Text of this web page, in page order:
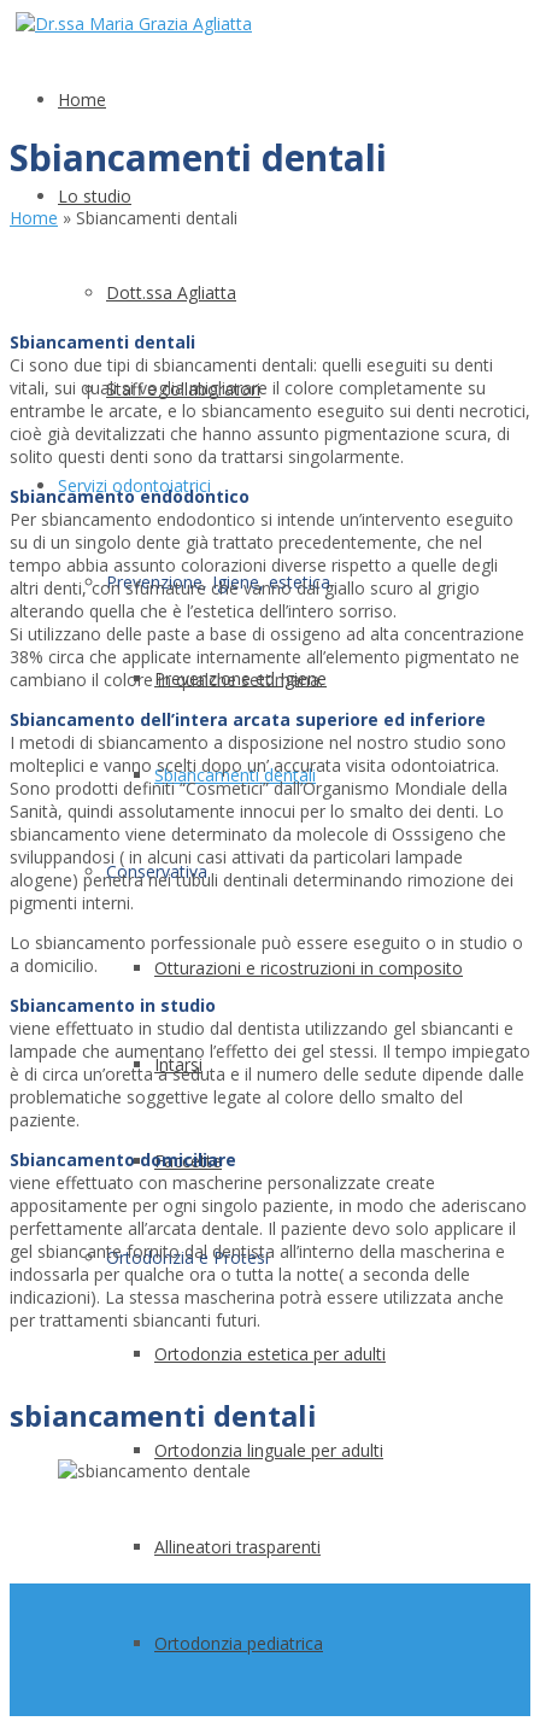
Home
Lo studio
Dott.ssa Agliatta
Staff e collaboratori
Servizi odontoiatrici
Prevenzione, Igiene, estetica
Prevenzione ed Igiene
Sbiancamenti dentali
Conservativa
Otturazioni e ricostruzioni in composito
Intarsi
Faccette
Ortodonzia e Protesi
Ortodonzia estetica per adulti
Ortodonzia linguale per adulti
Allineatori trasparenti
Ortodonzia pediatrica
Sbiancamenti dentali
Home » Sbiancamenti dentali
Sbiancamenti dentali
Ci sono due tipi di sbiancamenti dentali: quelli eseguiti su denti
vitali, sui quali si voglia migliorare il colore completamente su
entrambe le arcate, e lo sbiancamento eseguito sui denti necrotici,
cioè già devitalizzati che hanno assunto pigmentazione scura, di
solito questi denti sono da trattarsi singolarmente.
Sbiancamento endodontico
Per sbiancamento endodontico si intende un’intervento eseguito
su di un singolo dente già trattato precedentemente, che nel
tempo abbia assunto colorazioni diverse rispetto a quelle degli
altri denti, con sfumature che vanno dal giallo scuro al grigio
alterando quella che è l’estetica dell’intero sorriso.
Si utilizzano delle paste a base di ossigeno ad alta concentrazione
38% circa che applicate internamente all’elemento pigmentato ne
cambiano il colore in qualche settimana.
Sbiancamento dell’intera arcata superiore ed inferiore
I metodi di sbiancamento a disposizione nel nostro studio sono
molteplici e vanno scelti dopo un’ accurata visita odontoiatrica.
Sono prodotti definiti “Cosmetici” dall’Organismo Mondiale della
Sanità, quindi assolutamente innocui per lo smalto dei denti. Lo
sbiancamento viene determinato da molecole di Osssigeno che
sviluppandosi ( in alcuni casi attivati da particolari lampade
alogene) penetra nei tubuli dentinali determinando rimozione dei
pigmenti interni.
Lo sbiancamento porfessionale può essere eseguito o in studio o
a domicilio.
Sbiancamento in studio
viene effettuato in studio dal dentista utilizzando gel sbiancanti e
lampade che aumentano l’effetto dei gel stessi. Il tempo impiegato
è di circa un’oretta a seduta e il numero delle sedute dipende dalle
problematiche soggettive legate al colore dello smalto del
paziente.
Sbiancamento domiciliare
viene effettuato con mascherine personalizzate create
appositamente per ogni singolo paziente, in modo che aderiscano
perfettamente all’arcata dentale. Il paziente devo solo applicare il
gel sbiancante fornito dal dentista all’interno della mascherina e
indossarla per qualche ora o tutta la notte( a seconda delle
indicazioni). La stessa mascherina potrà essere utilizzata anche
per trattamenti sbiancanti futuri.
sbiancamenti dentali